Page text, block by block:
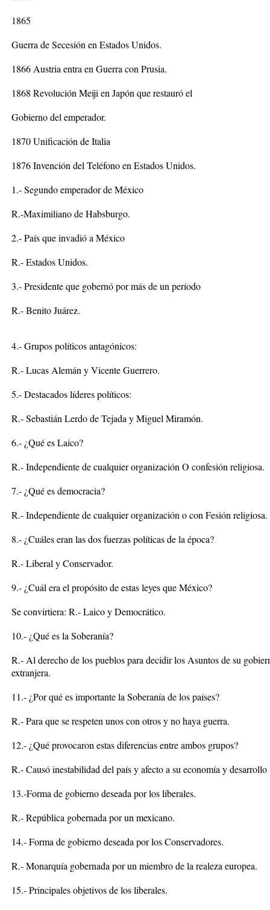
1865
Guerra de Secesión en Estados Unidos.
1866 Austria entra en Guerra con Prusia.
1868 Revolución Meiji en Japón que restauró el
Gobierno del emperador.
1870 Unificación de Italia
1876 Invención del Teléfono en Estados Unidos.
1.- Segundo emperador de México
R.-Maximiliano de Habsburgo.
2.- País que invadió a México
R.- Estados Unidos.
3.- Presidente que gobernó por más de un período
R.- Benito Juárez.
4.- Grupos políticos antagónicos:
R.- Lucas Alemán y Vicente Guerrero.
5.- Destacados líderes políticos:
R.- Sebastián Lerdo de Tejada y Miguel Miramón.
6.- ¿Qué es Laico?
R.- Independiente de cualquier organización O confesión religiosa.
7.- ¿Qué es democracia?
R.- Independiente de cualquier organización o con Fesión religiosa.
8.- ¿Cuáles eran las dos fuerzas políticas de la época?
R.- Liberal y Conservador.
9.- ¿Cuál era el propósito de estas leyes que México?
Se convirtiera: R.- Laico y Democrático.
10.- ¿Qué es la Soberanía?
R.- Al derecho de los pueblos para decidir los Asuntos de su
extranjera.
11.- ¿Por qué es importante la Soberanía de los países?
R.- Para que se respeten unos con otros y no haya guerra.
12.- ¿Qué provocaron estas diferencias entre ambos grupos?
R.- Causó inestabilidad del país y afecto a su economía y desarrollo
13.-Forma de gobierno deseada por los liberales.
R.- República gobernada por un mexicano.
14.- Forma de gobierno deseada por los Conservadores.
R.- Monarquía gobernada por un miembro de la realeza europea.
15.- Principales objetivos de los liberales.